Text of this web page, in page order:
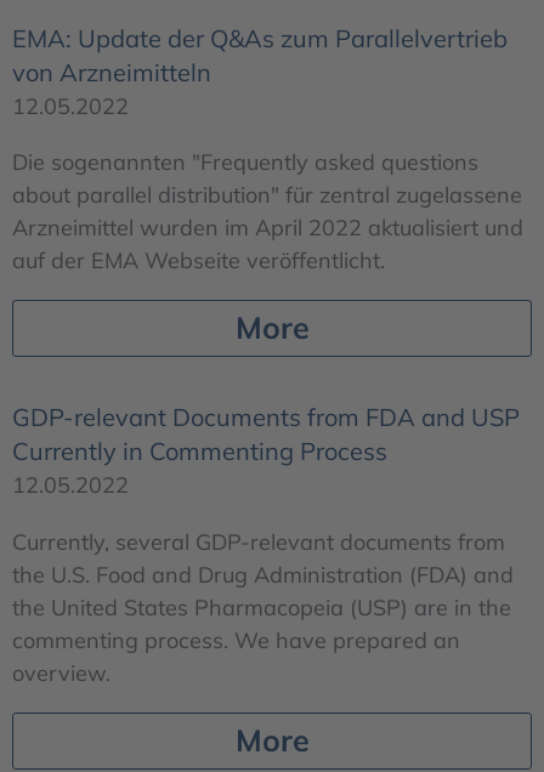
EMA: Update der Q&As zum Parallelvertrieb
von Arzneimitteln
12.05.2022
Die sogenannten "Frequently asked questions
about parallel distribution" für zentral zugelassene
Arzneimittel wurden im April 2022 aktualisiert und
auf der EMA Webseite veröffentlicht.
More
GDP-relevant Documents from FDA and USP
Currently in Commenting Process
12.05.2022
Currently, several GDP-relevant documents from
the U.S. Food and Drug Administration (FDA) and
the United States Pharmacopeia (USP) are in the
commenting process. We have prepared an
overview.
More